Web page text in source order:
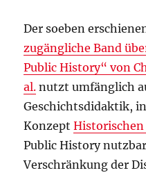
Der soeben
zugängliche Band
Public History“ von
al. nutzt umfänglich
Geschichtsdidaktik,
KonzeptHistorischen
Public History
Verschränkung der